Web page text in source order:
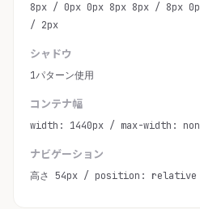
8px / 0px 0px 8px 8px / 8px
/ 2px
シャドウ
1パターン使用
コンテナ幅
width: 1440px / max-width:
ナビゲーション
高さ 54px / position: relative